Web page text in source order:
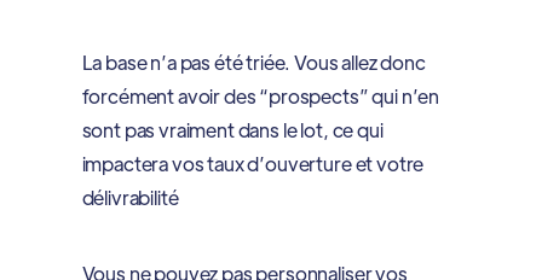
La base n’a pas été triée. Vous allez donc
forcément avoir des “prospects” qui n’en
sont pas vraiment dans le lot, ce qui
impactera vos taux d’ouverture et votre
délivrabilité
Vous ne pouvez pas personnaliser vos